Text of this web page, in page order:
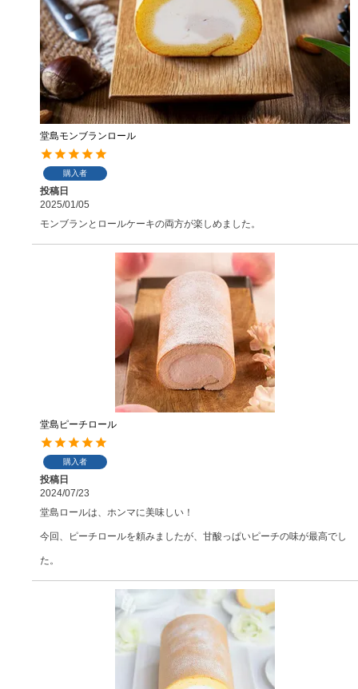
堂島モンブランロール
購入者
投稿日
2025/01/05
モンブランとロールケーキの両方が楽しめました。
堂島ピーチロール
購入者
投稿日
2024/07/23
堂島ロールは、ホンマに美味しい！
今回、ピーチロールを頼みましたが、甘酸っぱいピーチの味が最高でし
た。